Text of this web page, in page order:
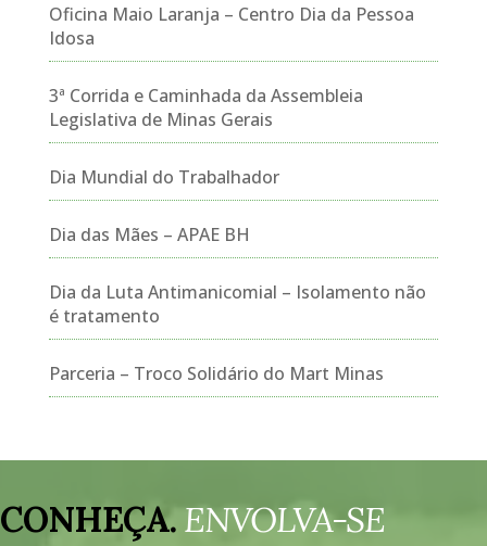
Oficina Maio Laranja – Centro Dia da Pessoa
Idosa
3ª Corrida e Caminhada da Assembleia
Legislativa de Minas Gerais
Dia Mundial do Trabalhador
Dia das Mães – APAE BH
Dia da Luta Antimanicomial – Isolamento não
é tratamento
Parceria – Troco Solidário do Mart Minas
de
vídeo
CONHEÇA.ENVOLVA-SE